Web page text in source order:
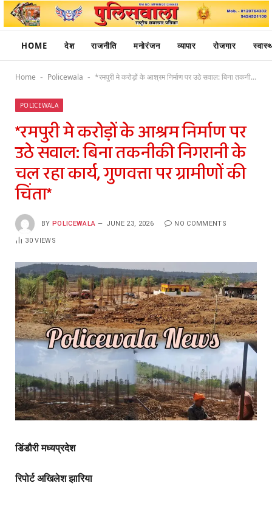
HOME देश राजनीति मनोरंजन व्यापार रोजगार
Home - Policewala - *रमपुरी मे करोड़ों के आश्रम निर्माण पर उठे सवाल: बिना तकनीकी निगरानी के चल रहा कार्य, गुणवत्ता पर ग्रामीणों की चिंता*
POLICEWALA
*रमपुरी मे करोड़ों के आश्रम निर्माण पर
उठे सवाल: बिना तकनीकी निगरानी के
चल रहा कार्य, गुणवत्ता पर ग्रामीणों की
चिंता*
BY POLICEWALA JUNE 23, 2026 NO COMMENTS
30VIEWS
डिंडौरी मध्यप्रदेश
रिपोर्ट अखिलेश झारिया